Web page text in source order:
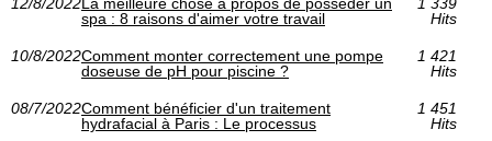
spa : 8 raisons d'aimer votre travail
Hits
10/8/2022Comment monter correctement une pompe
doseuse de pH pour piscine ?
1 421
Hits
08/7/2022Comment bénéficier d'un traitement
hydrafacial à Paris : Le processus
1 451
Hits